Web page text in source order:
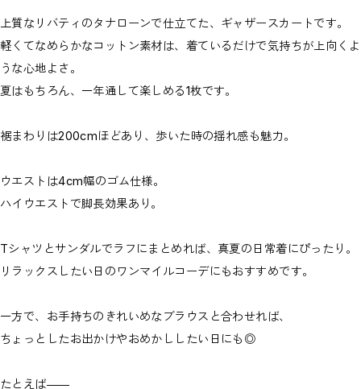
上質なリバティのタナローンで仕立てた、ギャザースカートです。
軽くてなめらかなコットン素材は、着ているだけで気持ちが上向くよ
うな心地よさ。
夏はもちろん、一年通して楽しめる1枚です。
裾まわりは200cmほどあり、歩いた時の揺れ感も魅力。
ウエストは4cm幅のゴム仕様。
ハイウエストで脚長効果あり。
Tシャツとサンダルでラフにまとめれば、真夏の日常着にぴったり。
リラックスしたい日のワンマイルコーデにもおすすめです。
一方で、お手持ちのきれいめなブラウスと合わせれば、
ちょっとしたお出かけやおめかししたい日にも◎
たとえば――